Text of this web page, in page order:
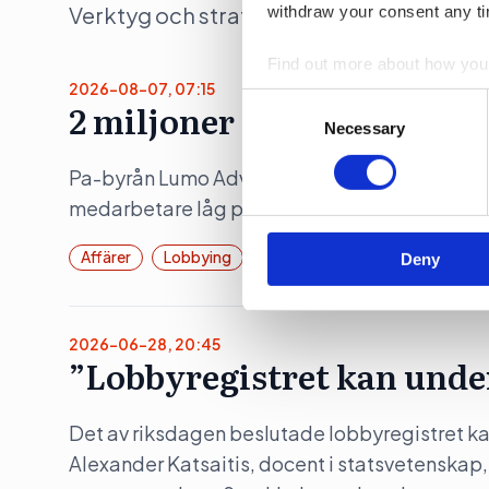
withdraw your consent any
Find out more about how
information about your use
other information that
Necessary
Deny
Verktyg och strategier som moderna
2026-08-07, 07:15
2 miljoner i vinst per
Pa-byrån Lumo Advice presterade en
medarbetare låg på 2,1 miljoner kronor.
Affärer Lobbying
2026-06-28, 20:45
”Lobbyregistret kan
Det av riksdagen beslutade lobbyregistret
Alexander Katsaitis, docent i